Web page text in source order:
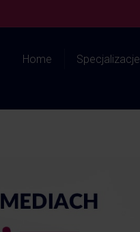
Home Specjalizacje